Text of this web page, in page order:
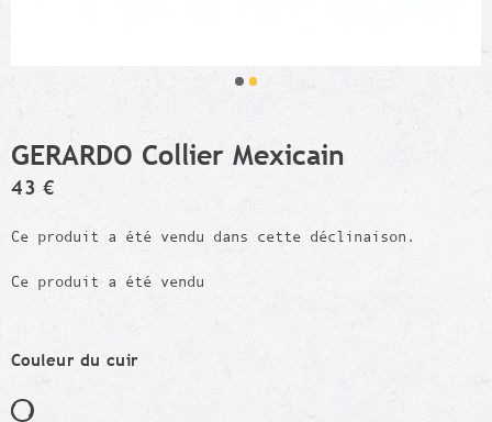
GERARDO Collier Mexicain
43 €
Ce produit a été vendu dans cette déclinaison.
Ce produit a été vendu
Couleur du cuir